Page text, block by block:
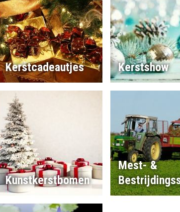
Kerstcadeautjes Kerstshow
Kunstkerstbomen
Mest- &